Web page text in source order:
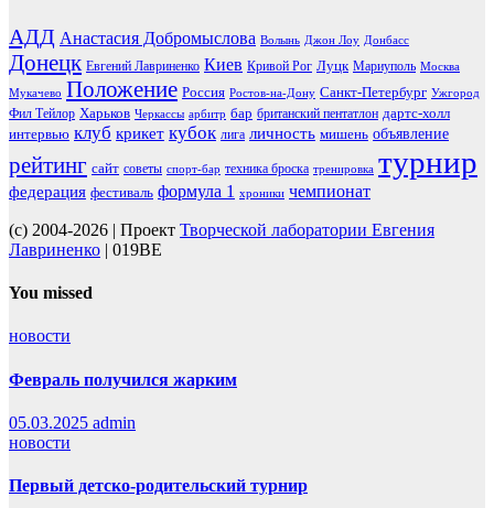
АДД Анастасия Добромыслова Волынь Джон Лоу Донбасс
Донецк Евгений Лавриненко Киев Кривой Рог Луцк Мариуполь Москва
Мукачево Положение Россия Ростов-на-Дону Санкт-Петербург Ужгород
Фил Тейлор Харьков Черкассы арбитр бар британский пентатлон дартс-холл
интервью клуб крикет кубок лига личность мишень объявление
рейтинг сайт советы спорт-бар техника броска тренировка турнир
федерация фестиваль формула 1 хроники чемпионат
(c) 2004-2026 | Проект Творческой лаборатории Евгения
Лавриненко | 019BE
You missed
новости
Февраль получился жарким
05.03.2025 admin
новости
Первый детско-родительский турнир